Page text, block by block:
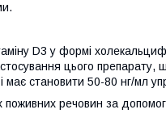
D3 у формі
цього препарату,
має становити 50-80 нг/мл
речовин за